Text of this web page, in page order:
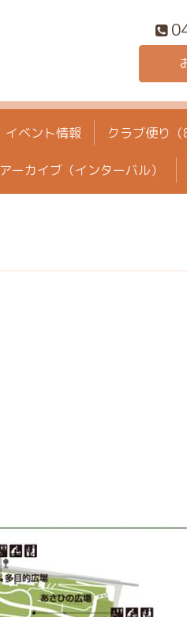
イベント情報 クラブ便り
アーカイブ（インターバル）